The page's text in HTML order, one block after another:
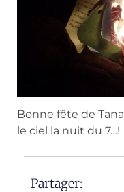
Bonne fête de
le ciel la nuit du 7…!
Partager: